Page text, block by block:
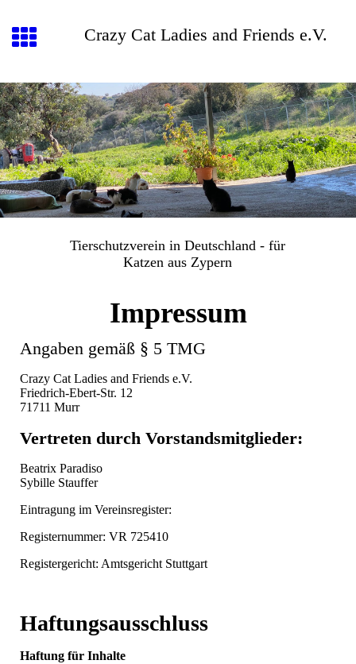
Crazy Cat Ladies and Friends e.V.
Tierschutzverein in Deutschland - für
Katzen aus Zypern
Impressum
Angaben gemäß § 5 TMG
Crazy Cat Ladies and Friends e.V.
Friedrich-Ebert-Str. 12
71711 Murr
Vertreten durch Vorstandsmitglieder:
Beatrix Paradiso
Sybille Stauffer
Eintragung im Vereinsregister:
Registernummer: VR 725410
Registergericht: Amtsgericht Stuttgart
Haftungsausschluss
Haftung für Inhalte